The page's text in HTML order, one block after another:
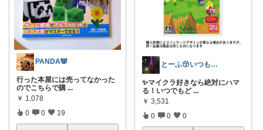
PANDA🐼
行った本屋には売ってなかった
のでこちらで購 ...
￥ 1,078
0 0 19
とーふ😚いつもご購入感謝です🙇
✨マイクラ好きなら絶対にハマ
る！いつでもど ...
￥ 3,531
0 0 0